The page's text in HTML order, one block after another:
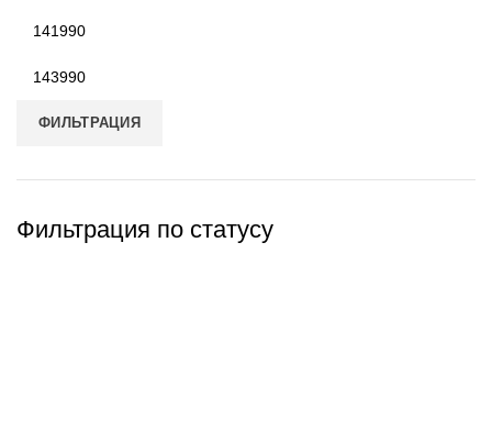
цена
цена
ФИЛЬТРАЦИЯ
Фильтрация по статусу